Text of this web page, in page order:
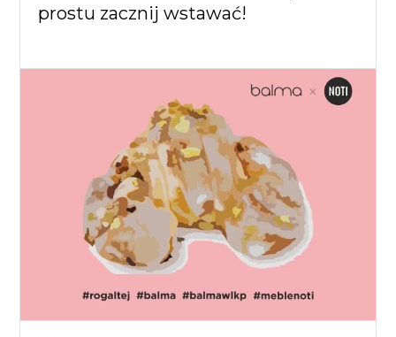
prostu zacznij wstawać!